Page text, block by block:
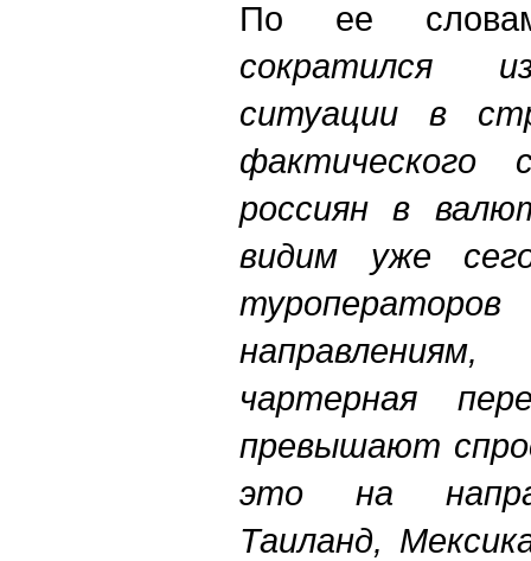
По ее
сократился
ситуации в
фактического
россиян в
видим уже
чартерная
превышают
это на
Таиланд,